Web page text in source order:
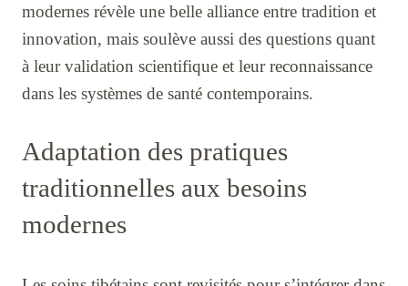
modernes révèle une belle alliance entre tradition et
innovation, mais soulève aussi des questions quant
à leur validation scientifique et leur reconnaissance
dans les systèmes de santé contemporains.
Adaptation des pratiques
traditionnelles aux besoins
modernes